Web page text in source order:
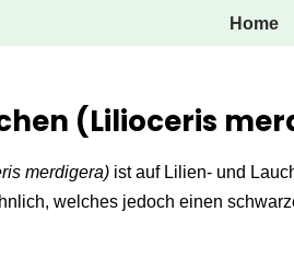
Home
(Lilioceris
merdigera) ist auf Lilien- und
welches jedoch einen